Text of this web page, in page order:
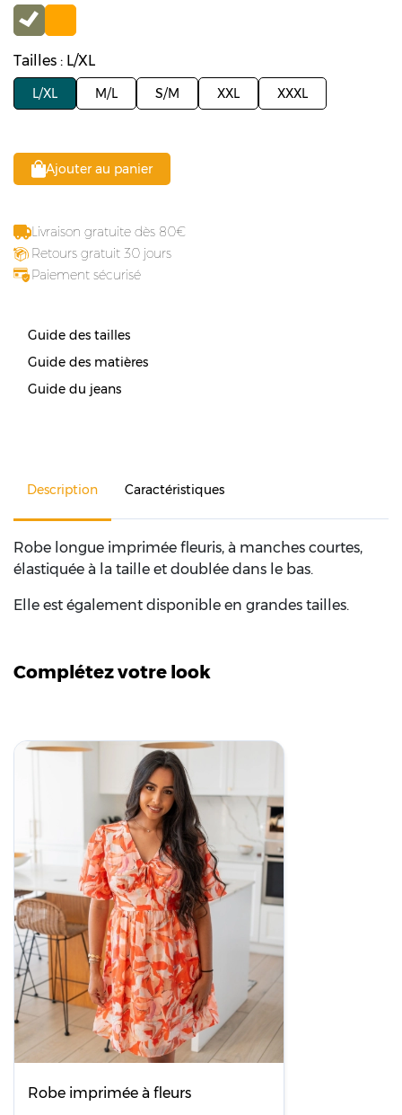
Tailles : L/XL
L/XL M/L S/M XXL XXXL
Ajouter au panier
Livraison gratuite dès 80
Retours gratuit 30 jours
Paiement sécurisé
Guide des tailles
Guide des matières
Guide du jeans
Description Caractéristiques
Robe longue imprimée fleuris, à manches courtes,
élastiquée à la taille et doublée dans le bas.
Elle est également disponible en grandes tailles.
Complétez votre look
Robe imprimée à fleurs